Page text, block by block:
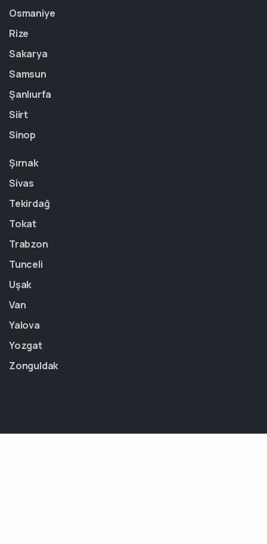
Osmaniye
Rize
Sakarya
Samsun
Şanlıurfa
Siirt
Sinop
Şırnak
Sivas
Tekirdağ
Tokat
Trabzon
Tunceli
Uşak
Van
Yalova
Yozgat
Zonguldak